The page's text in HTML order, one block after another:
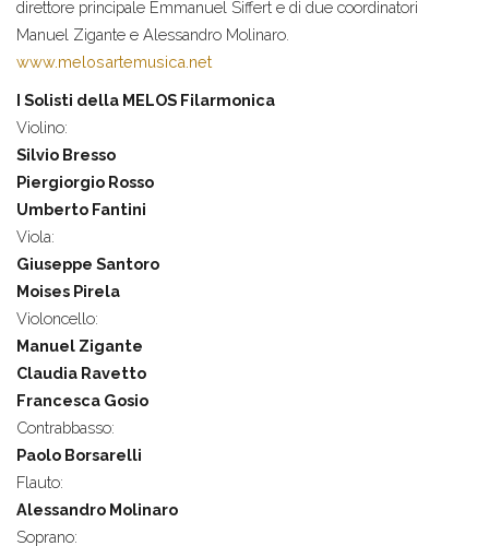
direttore principale Emmanuel Siffert e di due coordinatori
Manuel Zigante e Alessandro Molinaro.
www.melosartemusica.net
I Solisti della MELOS Filarmonica
Violino:
Silvio Bresso
Piergiorgio Rosso
Umberto Fantini
Viola:
Giuseppe Santoro
Moises Pirela
Violoncello:
Manuel Zigante
Claudia Ravetto
Francesca Gosio
Contrabbasso:
Paolo Borsarelli
Flauto:
Alessandro Molinaro
Soprano: